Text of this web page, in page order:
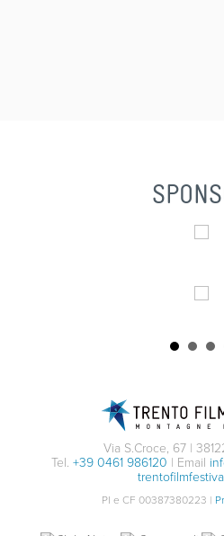
Via S.Croce, 67 |
Tel. +39 0461 986120 | Email
PI e CF 00387380223 |